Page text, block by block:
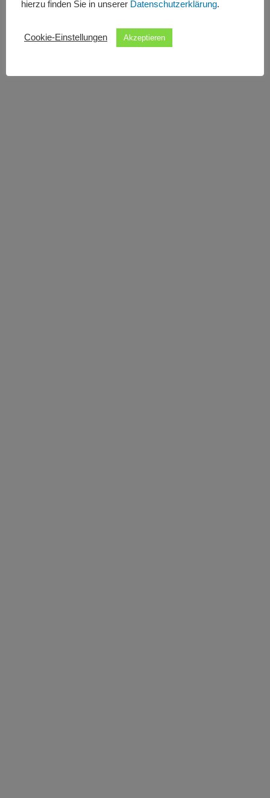
hierzu finden Sie in unserer Datenschutzerklärung.
Cookie-Einstellungen Akzeptieren